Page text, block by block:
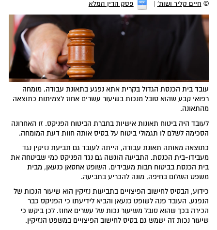
© חיים קליר ושות' פסק הדין המלא
עובד בית הכנסת הגדול בקרית אתא נפגע בתאונת עבודה. מומחה
רפואי קבע שהוא סובל מנכות בשיעור עשרים אחוז לצמיתות כתוצאה
מהתאונה.
לעובד היה ביטוח תאונות אישיות בחברת הביטוח הפניקס. זו האחרונה
הסכימה לשלם לו תגמולי ביטוח על בסיס אותה חוות דעת המומחה.
כתוצאה מאותה תאונת עבודה, הייתה לעובד גם תביעת נזיקין נגד
מעבידו-בית הכנסת. התביעה הוגשה גם נגד הפניקס כמי שביטחה את
בית הכנסת בביטוח חבות מעבידים. השופט אחסאן כנעאן, מבית
משפט השלום בחיפה, מונה להכריע בתביעה.
כידוע, הבסיס לחישוב הפיצויים בתביעות נזיקין הוא שיעור הנכות של
הנפגע. העובד פנה לשופט כנעאן והביא לידיעתו כי הפניקס כבר
הכירה בכך שהוא סובל משיעור נכות של עשרים אחוז. לכן ביקש כי
שיעור נכות זה ישמש גם בסיס לחישוב הפיצויים במשפט הנזיקין.